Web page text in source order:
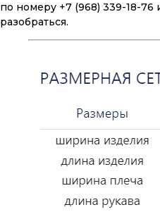
по номеру +7 (968) 339-18-
разобраться.